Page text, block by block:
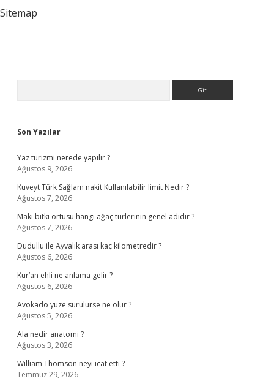
Sitemap
Son Yazılar
Yaz turizmi nerede yapılır ?
Ağustos 9, 2026
Kuveyt Türk Sağlam nakit Kullanılabilir limit Nedir ?
Ağustos 7, 2026
Maki bitki örtüsü hangi ağaç türlerinin genel adıdır ?
Ağustos 7, 2026
Dudullu ile Ayvalık arası kaç kilometredir ?
Ağustos 6, 2026
Kur’an ehli ne anlama gelir ?
Ağustos 6, 2026
Avokado yüze sürülürse ne olur ?
Ağustos 5, 2026
Ala nedir anatomi ?
Ağustos 3, 2026
William Thomson neyi icat etti ?
Temmuz 29, 2026